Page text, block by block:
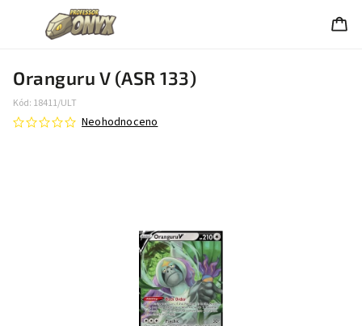
Oranguru V (ASR 133)
Kód: 18411/ULT
Neohodnoceno